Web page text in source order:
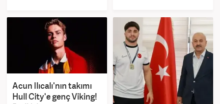
Acun Ilıcalı'nın takımı
Hull City'e genç Viking!